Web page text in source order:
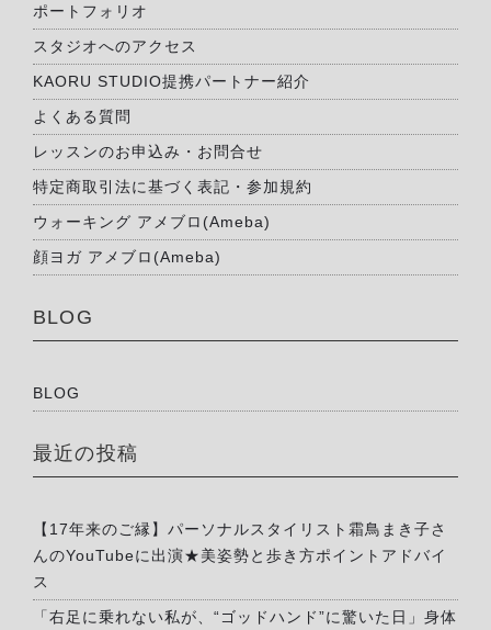
ポートフォリオ
スタジオへのアクセス
KAORU STUDIO提携パートナー紹介
よくある質問
レッスンのお申込み・お問合せ
特定商取引法に基づく表記・参加規約
ウォーキング アメブロ(Ameba)
顔ヨガ アメブロ(Ameba)
BLOG
BLOG
最近の投稿
【17年来のご縁】パーソナルスタイリスト霜鳥まき子さ
んのYouTubeに出演★美姿勢と歩き方ポイントアドバイ
ス
「右足に乗れない私が、“ゴッドハンド”に驚いた日」身体